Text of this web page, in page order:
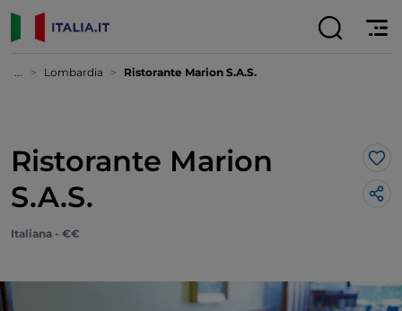
... Lombardia Ristorante Marion S.A.S.
Ristorante Marion
S.A.S.
Italiana - €€